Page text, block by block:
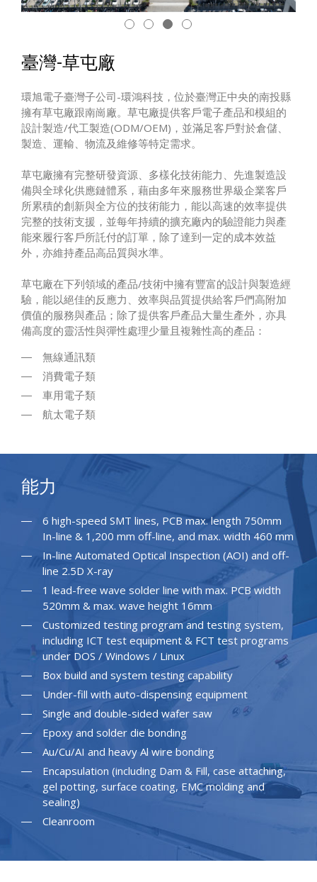
臺灣-草屯廠
環旭電子臺灣子公司-環鴻科技，位於臺灣正中央的南投縣
擁有草屯廠跟南崗廠。草屯廠提供客戶電子產品和模組的
設計製造/代工製造(ODM/OEM)，並滿足客戶對於倉儲、
製造、運輸、物流及維修等特定需求。
草屯廠擁有完整研發資源、多樣化技術能力、先進製造設
備與全球化供應鏈體系，藉由多年來服務世界級企業客戶
所累積的創新與全方位的技術能力，能以高速的效率提供
完整的技術支援，並每年持續的擴充廠內的驗證能力與產
能來履行客戶所託付的訂單，除了達到一定的成本效益
外，亦維持產品高品質與水準。
草屯廠在下列領域的產品/技術中擁有豐富的設計與製造經
驗，能以絕佳的反應力、效率與品質提供給客戶們高附加
價值的服務與產品；除了提供客戶產品大量生產外，亦具
備高度的靈活性與彈性處理少量且複雜性高的產品：
無線通訊類
消費電子類
車用電子類
航太電子類
能力
6 high-speed SMT lines, PCB max. length 750mm
In-line & 1,200 mm off-line, and max. width 460 mm
In-line Automated Optical Inspection (AOI) and off-
line 2.5D X-ray
1 lead-free wave solder line with max. PCB width
520mm & max. wave height 16mm
Customized testing program and testing system,
including ICT test equipment & FCT test programs
under DOS / Windows / Linux
Box build and system testing capability
Under-fill with auto-dispensing equipment
Single and double-sided wafer saw
Epoxy and solder die bonding
Au/Cu/AI and heavy Al wire bonding
Encapsulation (including Dam & Fill, case attaching,
gel potting, surface coating, EMC molding and
sealing)
Cleanroom